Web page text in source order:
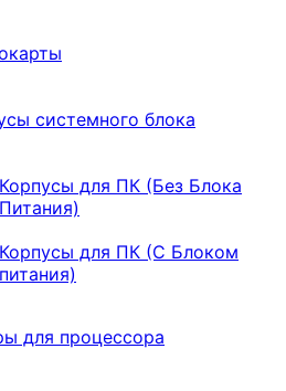
системного блока
Корпусы для ПК (Без Блока
Питания)
Корпусы для ПК (С Блоком
питания)
для процессора